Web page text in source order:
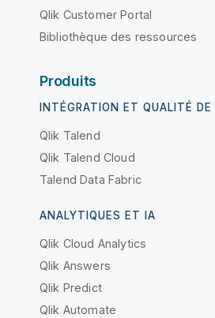
Qlik Customer Portal
Bibliothèque des ressources
Produits
INTÉGRATION ET QUALITÉ DE
Qlik Talend
Qlik Talend Cloud
Talend Data Fabric
ANALYTIQUES ET IA
Qlik Cloud Analytics
Qlik Answers
Qlik Predict
Qlik Automate